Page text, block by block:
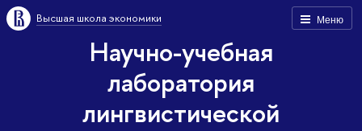
Меню
Высшая школа экономики
Научно-учебная
лаборатория
лингвистической